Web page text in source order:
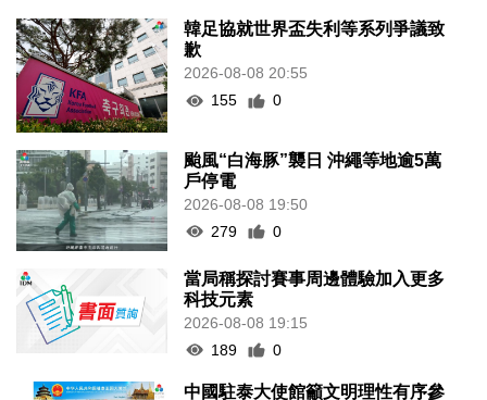
韓足協就世界盃失利等系列爭議致
歉
2026-08-08 20:55
155
0
颱風“白海豚”襲日 沖繩等地逾5萬
戶停電
2026-08-08 19:50
279
0
當局稱探討賽事周邊體驗加入更多
科技元素
2026-08-08 19:15
189
0
中國駐泰大使館籲文明理性有序參